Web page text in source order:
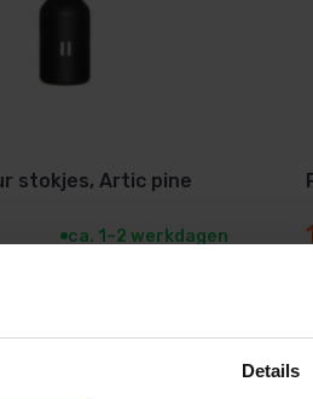
Details
stokjes, Artic pine
ca. 1–2 werkdagen